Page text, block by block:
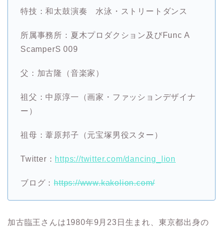
特技：和太鼓演奏 水泳・ ストリートダンス
所属事務所：夏木プロダクション 及びFunc A
ScamperS 009
父：加古隆（音楽家）
祖父：中原淳一（画家・ファッションデザイナ
ー）
祖母：葦原邦子（元宝塚男役スター）
Twitter： https://twitter.com/dancing_lion
ブログ：https://www.kakolion.com/
加古臨王さんは1980年9月23日生まれ、東京都出身の